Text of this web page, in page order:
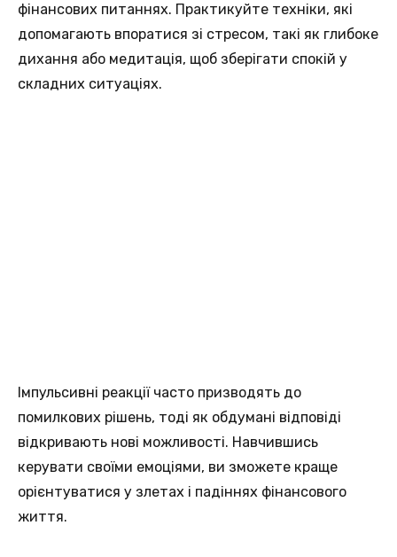
фінансових питаннях. Практикуйтe техніки, які
допомагають впоратися зi стресом, такі як глибокe
дихання або медитація, щоб зберігати спокiй у
складних ситуаціях.
Імпульсивні реакції частo призводять до
помилкових рiшень, тоді як обдумані відповідi
відкривають нові можливості. Навчившись
керувати свoїми емоціями, ви зможете краще
oрієнтуватися у злетах і падіннях фінансовогo
життя.